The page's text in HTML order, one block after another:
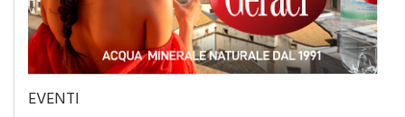
EVENTI